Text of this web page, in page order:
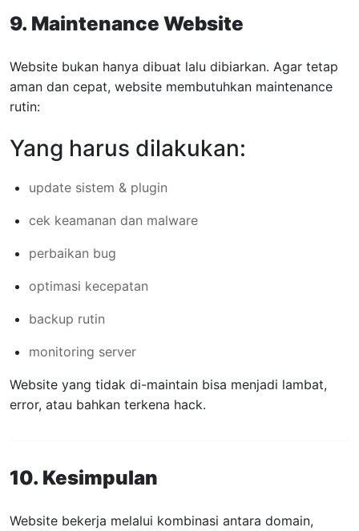
9. Maintenance Website
Website bukan hanya dibuat lalu dibiarkan. Agar tetap
aman dan cepat, website membutuhkan maintenance
rutin:
Yang harus dilakukan:
update sistem & plugin
cek keamanan dan malware
perbaikan bug
optimasi kecepatan
backup rutin
monitoring server
Website yang tidak di-maintain bisa menjadi lambat,
error, atau bahkan terkena hack.
10. Kesimpulan
Website bekerja melalui kombinasi antara domain,